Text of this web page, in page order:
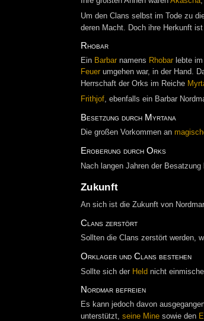
Um den Clans selbst im Tode zu
deren Macht. Doch ihre Herkunft
Rhobar
Ein Barbarnamens Rhobarlebte im
Feuerumgehen war, in der Hand.
Herrschaft der Orks im Reiche
Frithjof, ebenfalls ein Barbar
Besetzung durch Myrtana
Die großen Vorkommen an
Eroberung durch Orks
Nach langen Jahren der Besatzung
Zukunft
An sich ist die Zukunft von
Clans zerstört
Sollten die Clans zerstört werden,
Orklager und Clans bestehen
Sollte sich der Held nicht
Nordmar befreien
Es kann jedoch davon
unterstützt, seine Minesowie den